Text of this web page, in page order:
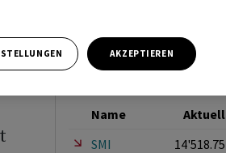
Name Aktuell
SMI
14'518.75
AKZEPTIEREN